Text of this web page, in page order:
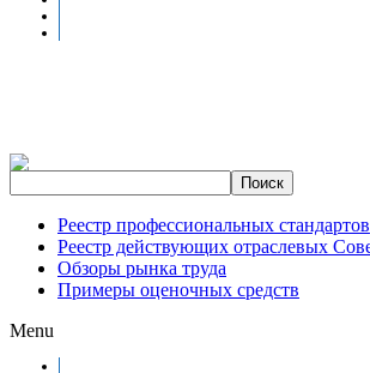
Реестр профессиональных стандартов
Реестр действующих отраслевых
Обзоры рынка труда
Примеры оценочных средств
Menu